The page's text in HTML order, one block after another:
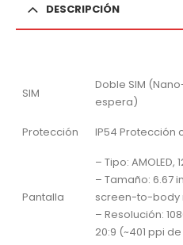
DESCRIPCIÓN
SIM
Doble SIM
espera)
Protección
IP54 Protección
Pantalla
– Tipo: AMOLED,
– Tamaño: 6.67
screen-to-body
– Resolución:
20:9 (~401 ppi